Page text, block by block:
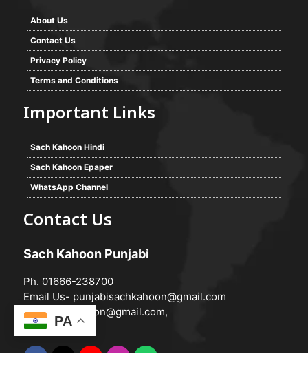
About Us
Contact Us
Privacy Policy
Terms and Conditions
Important Links
Sach Kahoon Hindi
Sach Kahoon Epaper
WhatsApp Channel
Contact Us
Sach Kahoon Punjabi
Ph. 01666-238700
Email Us- punjabisachkahoon@gmail.com
hindisachkahoon@gmail.com,
PA